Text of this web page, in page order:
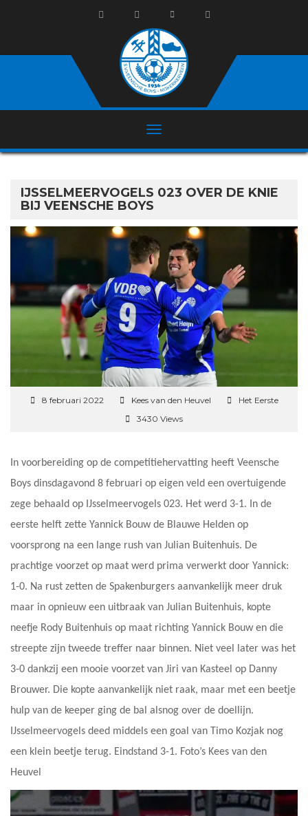
IJSSELMEERVOGELS 023 OVER DE KNIE
BIJ VEENSCHE BOYS
8 februari 2022 Kees van den Heuvel
Het Eerste
3430 Views
In voorbereiding op de competitiehervatting heeft Veensche
Boys dinsdagavond 8 februari op eigen veld een overtuigende
zege behaald op IJsselmeervogels 023. Het werd 3-1. In de
eerste helft zette Yannick Bouw de Blauwe Helden op
voorsprong na een lange rush van Julian Buitenhuis. De
prachtige voorzet op maat werd prima verwerkt door Yannick:
1-0. Na rust zetten de Spakenburgers aanvankelijk meer druk
maar in opnieuw een uitbraak van Julian Buitenhuis, kopte
neefje Rody Buitenhuis op maat richting Yannick Bouw en die
streepte zijn tweede treffer naar binnen. Niet veel later was het
3-0 dankzij een mooie voorzet van Jiri van Kasteel op Danny
Brouwer. Die kopte aanvankelijk niet raak, maar met een beetje
hulp van de keeper ging de bal alsnog over de doellijn.
IJsselmeervogels deed middels een goal van Timo Kozjak nog
een klein beetje terug. Eindstand 3-1. Foto’s Kees van den
Heuvel